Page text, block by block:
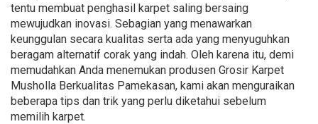
tentu membuat penghasil karpet saling bersaing
mewujudkan inovasi. Sebagian yang menawarkan
keunggulan secara kualitas serta ada yang menyuguhkan
beragam alternatif corak yang indah. Oleh karena itu, demi
memudahkan Anda menemukan produsen Grosir Karpet
Musholla Berkualitas Pamekasan, kami akan menguraikan
beberapa tips dan trik yang perlu diketahui sebelum
memilih karpet.